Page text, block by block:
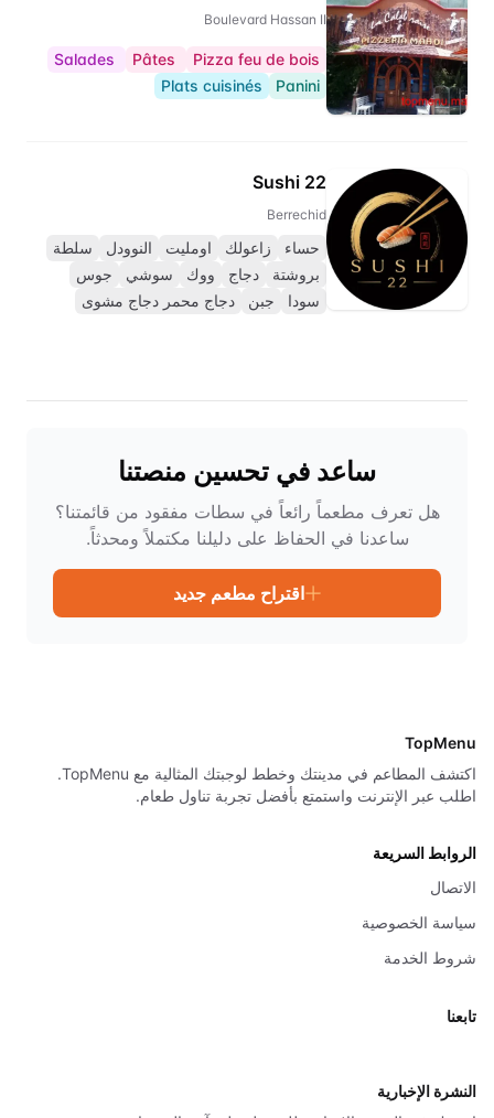
Boulevard Hassan II
Pizza feu de bois
Panini
Plats cuisinés
Sushi 22
Berrechid
حساء زاعولك اومليت النوودل
سلطة
بروشتة
دجاج ووك سوشي
جوس
سودا
جبن دجاج محمر دجاج مشوى
ساعد في تحسين منصتنا
هل تعرف مطعماً رائعاً في سطات مفقود من قائمتنا؟
ساعدنا في الحفاظ على دليلنا مكتملاً ومحدثاً.
اقتراح مطعم جديد
TopMenu
اكتشف المطاعم في مدينتك وخطط لوجبتك المثالية مع TopMenu.
اطلب عبر الإنترنت واستمتع بأفضل تجربة تناول طعام.
الروابط السريعة
الاتصال
سياسة الخصوصية
شروط الخدمة
تابعنا
النشرة الإخبارية